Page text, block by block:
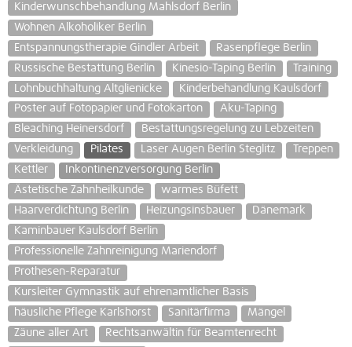
Kinderwunschbehandlung Mahlsdorf Berlin
Wohnen Alkoholiker Berlin
Entspannungstherapie Gindler Arbeit
Rasenpflege Berlin
Russische Bestattung Berlin
Kinesio-Taping Berlin
Training
Lohnbuchhaltung Altglienicke
Kinderbehandlung Kaulsdorf
Poster auf Fotopapier und Fotokarton
Aku-Taping
Bleaching Heinersdorf
Bestattungsregelung zu Lebzeiten
Verkleidung
Pilates Laser Augen Berlin Steglitz
Treppen
Kettler
Inkontinenzversorgung Berlin
Ästetische Zahnheilkunde
warmes Büfett
Haarverdichtung Berlin
Heizungsinsbauer
Dänemark
Kaminbauer Kaulsdorf Berlin
Professionelle Zahnreinigung Mariendorf
Prothesen-Reparatur
Kursleiter Gymnastik auf ehrenamtlicher Basis
häusliche Pflege Karlshorst
Sanitärfirma
Mängel
Zäune aller Art
Rechtsanwältin für Beamtenrecht